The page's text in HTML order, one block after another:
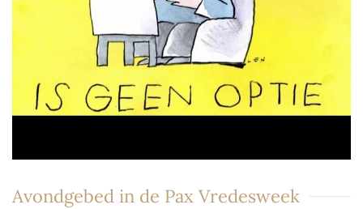
Avondgebed in de Pax Vredesweek